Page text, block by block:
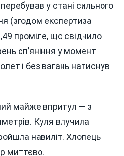
у стані сильного
(згодом експертиза
проміле, що свідчило
сп’яніння у момент
і без вагань натиснув
майже впритул — з
Куля влучила
навиліт. Хлопець
миттєво.